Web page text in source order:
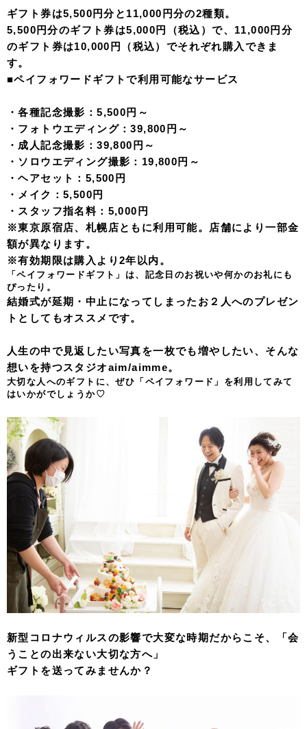
ギフト券は5,500円分と11,000円分の2種類。
5,500円分のギフト券は5,000円（税込）で、11,000円分
のギフト券は10,000円（税込）でそれぞれ購入できま
す。
■ペイフォワードギフトで利用可能なサービス
・各種記念撮影：5,500円～
・フォトウエディング：39,800円～
・成人記念撮影：39,800円～
・ソロウエディング撮影：19,800円～
・ヘアセット：5,500円
・メイク：5,500円
・スタッフ指名料：5,000円
※東京原宿店、札幌店ともに利用可能。店舗により一部金
額が異なります。
※有効期限は購入より2年以内。
「ペイフォワードギフト」は、記念日のお祝いや何かのお礼にも
ぴったり。
結婚式が延期・中止になってしまったお２人へのプレゼン
トとしてもオススメです。
人生の中で見返したい写真を一枚でも増やしたい、そんな
想いを持つスタジオaim/aimme。
大切な人へのギフトに、ぜひ「ペイフォワード」を利用してみて
はいかがでしょうか♡
新型コロナウィルスの影響で大変な時期だからこそ、「会
うことの出来ない大切な方へ」
ギフトを送ってみませんか？